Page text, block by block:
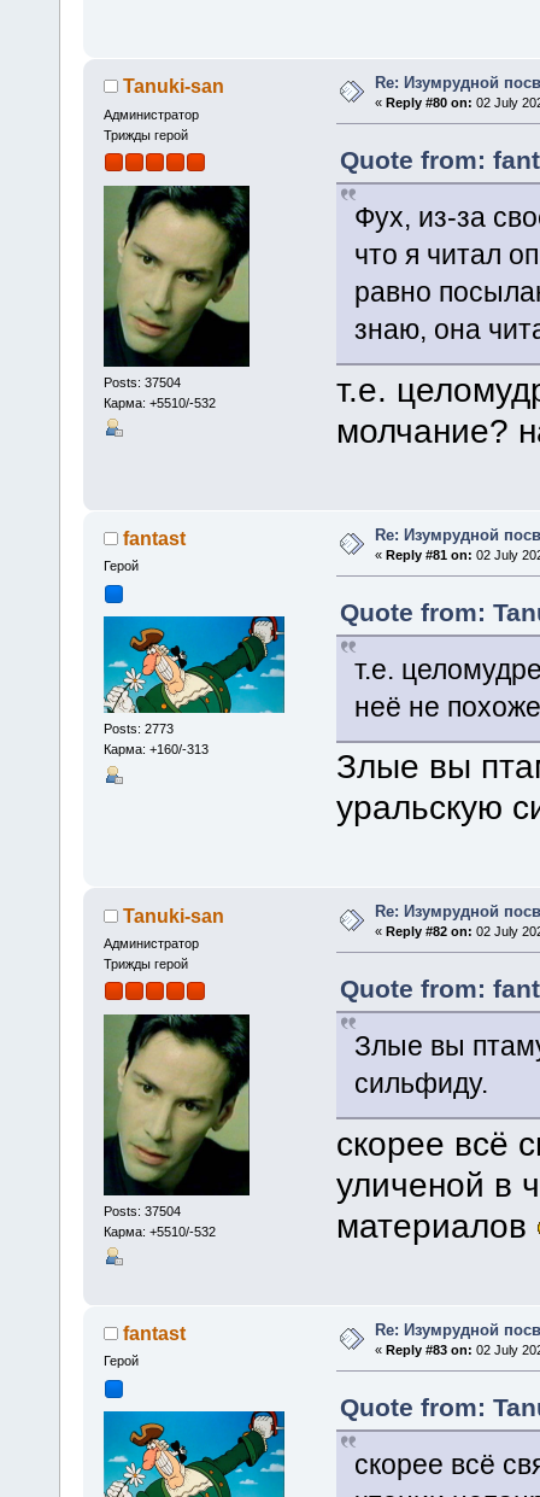
Tanuki-san
Администратор
Трижды герой
Posts: 37504
Карма: +5510/-532
Re: Изумрудной
« Reply #80 on: 02 July
Quote from:
Фух, из-за
что я читал
равно
знаю, она
т.е.
молчание?
fantast
Герой
Posts: 2773
Карма: +160/-313
Re: Изумрудной
«Reply #81 on: 02 July
Quote from:
т.е.
неё не
Злые вы
уральскую
Tanuki-san
Администратор
Трижды герой
Posts: 37504
Карма: +5510/-532
Re: Изумрудной
« Reply #82 on: 02 July
Quote from:
Злые вы
сильфиду.
скорее всё
уличеной в
материалов
fantast
Герой
Re: Изумрудной
«Reply #83 on: 02 July
Quote from:
скорее всё